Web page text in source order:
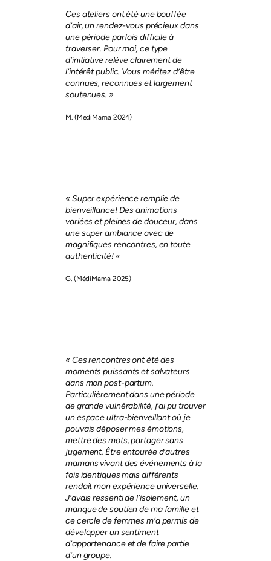
Ces ateliers ont été une bouffée
d’air, un rendez-vous précieux dans
une période parfois difficile à
traverser. Pour moi, ce type
d’initiative relève clairement de
l’intérêt public. Vous méritez d’être
connues, reconnues et largement
soutenues. »
M. (MediMama 2024)
« Super expérience remplie de
bienveillance! Des animations
variées et pleines de douceur, dans
une super ambiance avec de
magnifiques rencontres, en toute
authenticité! «
G. (MédiMama 2025)
« Ces rencontres ont été des
moments puissants et salvateurs
dans mon post-partum.
Particulièrement dans une période
de grande vulnérabilité, j’ai pu trouver
un espace ultra-bienveillant où je
pouvais déposer mes émotions,
mettre des mots, partager sans
jugement. Être entourée d’autres
mamans vivant des événements à la
fois identiques mais différents
rendait mon expérience universelle.
J’avais ressenti de l’isolement, un
manque de soutien de ma famille et
ce cercle de femmes m’a permis de
développer un sentiment
d’appartenance et de faire partie
d’un groupe.